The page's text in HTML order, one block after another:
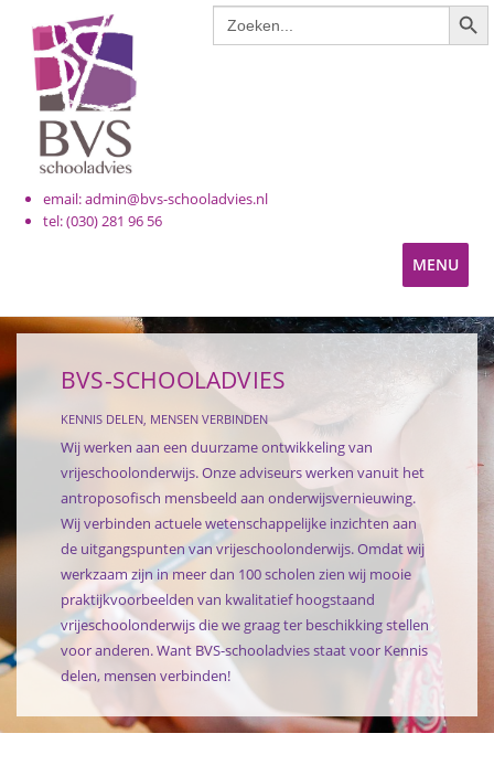
Zoek
naar:
email: admin@bvs-schooladvies.nl
tel: (030) 281 96 56
MENU
KINDEROPVANG
PRIMAIR ONDERWIJS
VOORTGEZET ONDERWIJS
AFSTANDSONDERWIJS
ACTUEEL
WEBWINKEL
OVER ONS
BVS-SCHOOLADVIES
KENNIS DELEN, MENSEN VERBINDEN
Wij werken aan een duurzame ontwikkeling van
vrijeschoolonderwijs. Onze adviseurs werken vanuit het
antroposofisch mensbeeld aan onderwijsvernieuwing.
Wij verbinden actuele wetenschappelijke inzichten aan
de uitgangspunten van vrijeschoolonderwijs. Omdat wij
werkzaam zijn in meer dan 100 scholen zien wij mooie
praktijkvoorbeelden van kwalitatief hoogstaand
vrijeschoolonderwijs die we graag ter beschikking stellen
voor anderen. Want BVS-schooladvies staat voor Kennis
delen, mensen verbinden!